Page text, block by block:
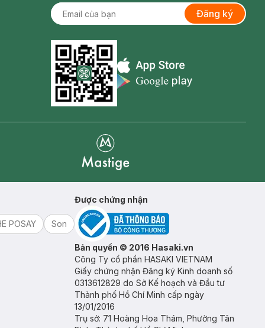
Đăng ký
Appstore icon
POSAY
Son
Được chứng nhận
Bản quyền © 2016 Hasaki.vn
Công Ty cổ phần HASAKI VIETNAM
Giấy chứng nhận Đăng ký Kinh doanh số
0313612829 do Sở Kế hoạch và Đầu tư
Thành phố Hồ Chí Minh cấp ngày
13/01/2016
Trụ sở: 71 Hoàng Hoa Thám, Phường Tân